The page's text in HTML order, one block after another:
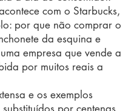
com o Starbucks,
por que não comprar o
da esquina e
empresa que vende a
por muitos reais a
e os exemplos